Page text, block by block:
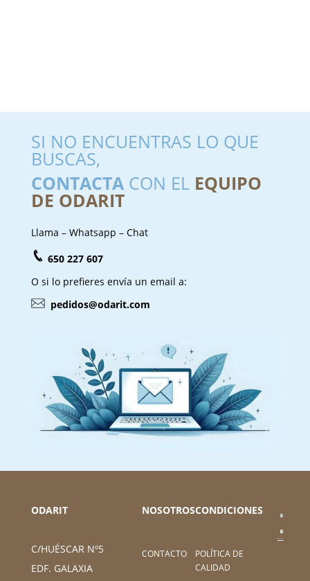
SI NO ENCUENTRAS LO QUE
BUSCAS,
CONTACTACON EL EQUIPO
DE ODARIT
Llama – Whatsapp – Chat
650 227 607
O si lo prefieres envía un email a:
pedidos@odarit.com
ODARIT
C/HUÉSCAR Nº5
EDF. GALAXIA
NOSOTROS
CONTACTO
CONDICIONES
POLÍTICA DE
CALIDAD